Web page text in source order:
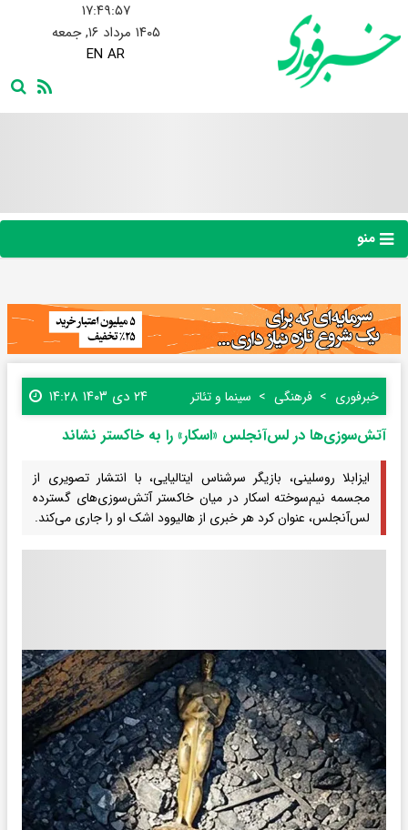
۱۷:۴۹:۵۸
۱۴۰۵ مرداد ۱۶, جمعه
EN AR
منو
خبرفوری فرهنگی سینما و تئاتر ۲۴ دی ۱۴۰۳ ۱۴:۲۸
آتش‌سوزی‌ها در لس‌آنجلس «اسکار» را به خاکستر نشاند
ایزابلا روسلینی، بازیگر سرشناس ایتالیایی، با انتشار تصویری از
مجسمه نیم‌سوخته اسکار در میان خاکستر آتش‌سوزی‌های گسترده
لس‌آنجلس، عنوان کرد هر خبری از هالیوود اشک او را جاری می‌کند.